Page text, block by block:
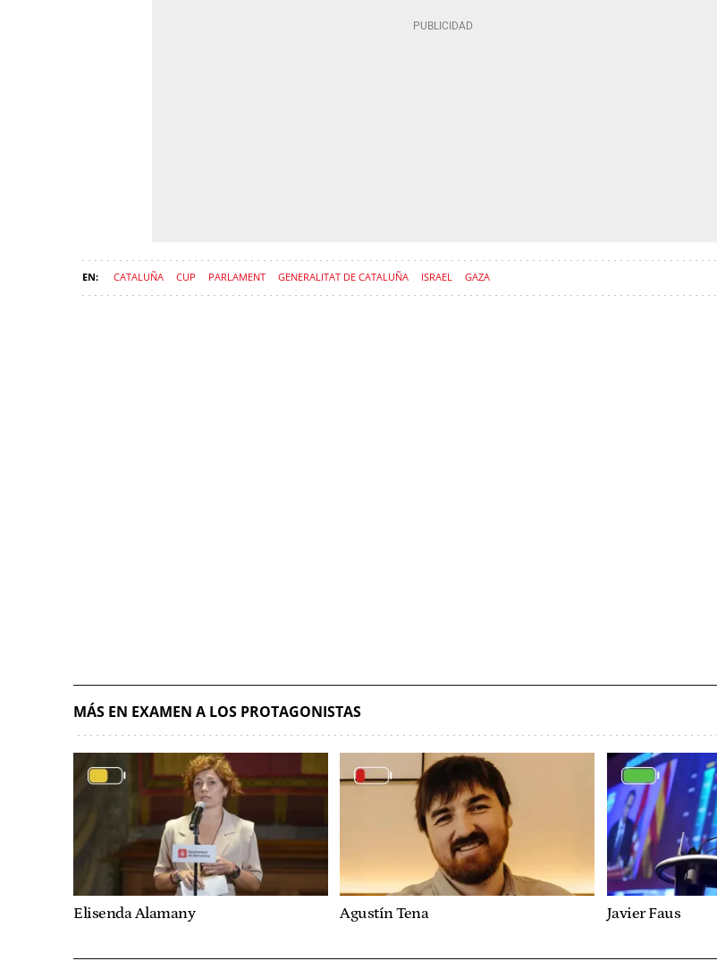
CATALUÑA CUP PARLAMENT GENERALITAT DE CATALUÑA ISRAEL GAZA
MÁS EN EXAMEN A LOS PROTAGONISTAS
Elisenda Alamany Agustín Tena Javier Faus